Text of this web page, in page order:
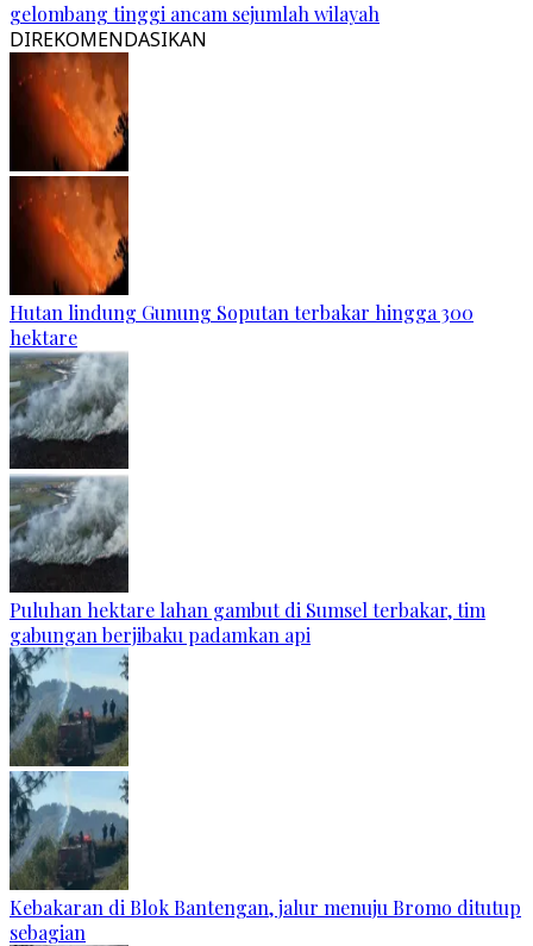
gelombang tinggi ancam sejumlah wilayah
DIREKOMENDASIKAN
Hutan lindung Gunung Soputan terbakar hingga 300
hektare
Puluhan hektare lahan gambut di Sumsel terbakar, tim
gabungan berjibaku padamkan api
Kebakaran di Blok Bantengan, jalur menuju Bromo ditutup
sebagian